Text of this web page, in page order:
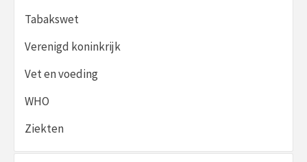
Tabakswet
Verenigd koninkrijk
Vet en voeding
WHO
Ziekten